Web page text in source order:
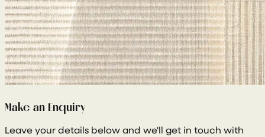
Make an Enquiry
Leave your details below and we'll get in touch with